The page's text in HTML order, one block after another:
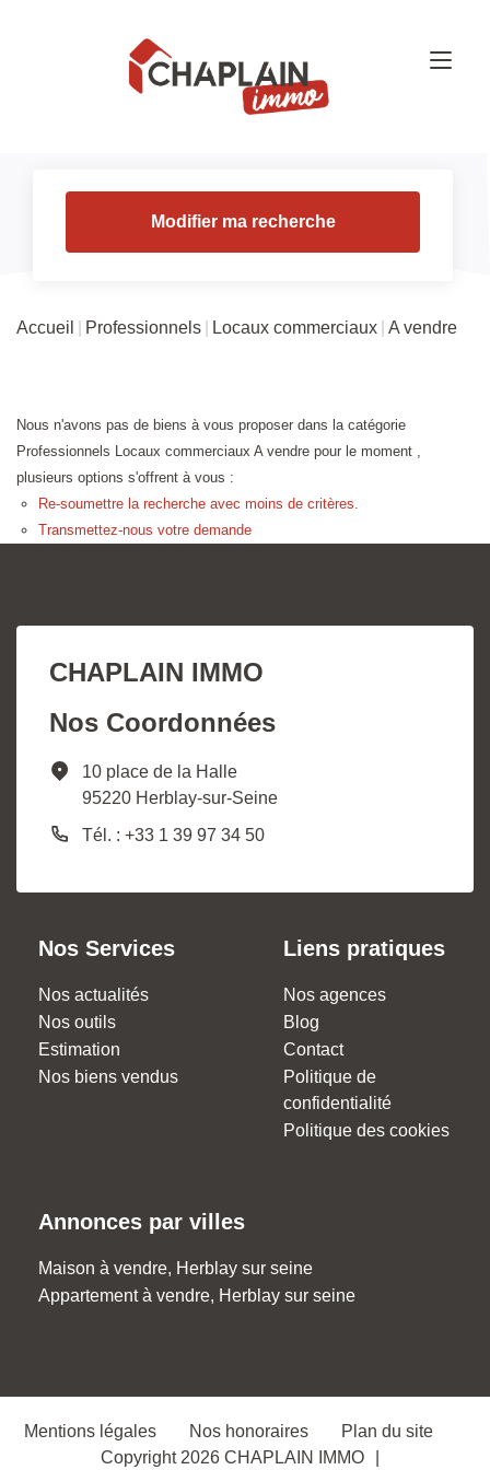
Modifier ma recherche
Accueil Professionnels Locaux commerciaux A vendre
Nous n'avons pas de biens à vous proposer dans la catégorie
Professionnels Locaux commerciaux A vendre pour le moment ,
plusieurs options s'offrent à vous :
Re-soumettre la recherche avec moins de critères.
Transmettez-nous votre demande
CHAPLAIN IMMO
Nos Coordonnées
10 place de la Halle
95220 Herblay-sur-Seine
Tél. : +33 1 39 97 34 50
Nos Services
Nos actualités
Nos outils
Estimation
Nos biens vendus
Liens pratiques
Nos agences
Blog
Contact
Politique de
confidentialité
Politique des cookies
Annonces par villes
Maison à vendre, Herblay sur seine
Appartement à vendre, Herblay sur seine
Mentions légales Nos honoraires
Plan du site
Copyright 2026 CHAPLAIN IMMO